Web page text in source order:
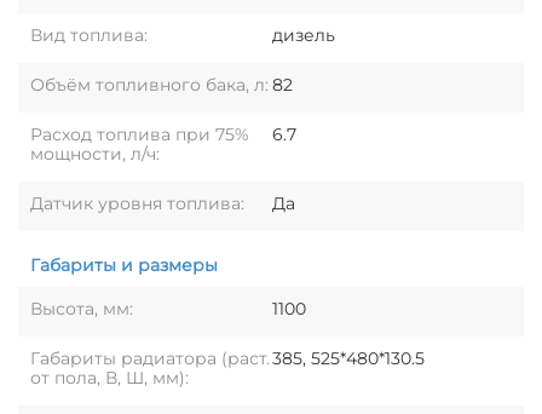
Вид топлива: дизель
Объём топливного бака, л: 82
Расход топлива при 75%
мощности, л/ч:
6.7
Датчик уровня топлива: Да
Габариты и размеры
Высота, мм:
1100
Габариты радиатора (раст.
от пола, В, Ш, мм):
385, 525*480*130.5